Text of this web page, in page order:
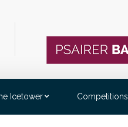
Icetower Competitions